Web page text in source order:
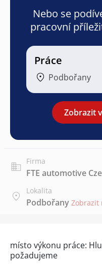
Nebo se
pracovní
Práce
Podbořany
Zobrazit
Firma
FTE automotive
Lokalita
Podbořany Zobrazit
místo výkonu práce:
požadujeme